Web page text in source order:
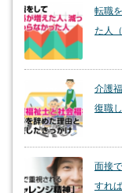
転職
た人
介護
復職
面接
すれ